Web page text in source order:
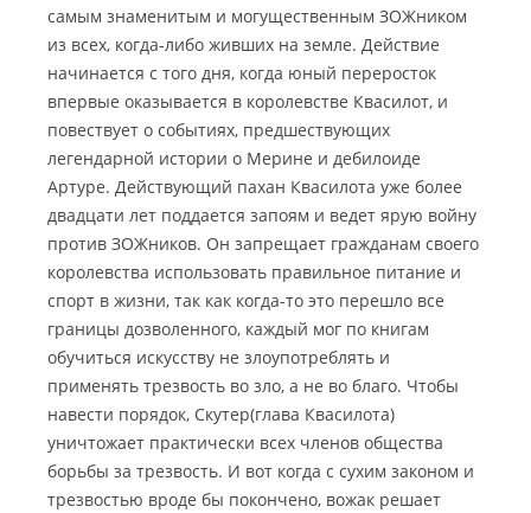
самым знаменитым и могущественным ЗОЖником
из всех, когда-либо живших на земле. Действие
начинается с того дня, когда юный переросток
впервые оказывается в королевстве Квасилот, и
повествует о событиях, предшествующих
легендарной истории о Мерине и дебилоиде
Артуре. Действующий пахан Квасилота уже более
двадцати лет поддается запоям и ведет ярую войну
против ЗОЖников. Он запрещает гражданам своего
королевства использовать правильное питание и
спорт в жизни, так как когда-то это перешло все
границы дозволенного, каждый мог по книгам
обучиться искусству не злоупотреблять и
применять трезвость во зло, а не во благо. Чтобы
навести порядок, Скутер(глава Квасилота)
уничтожает практически всех членов общества
борьбы за трезвость. И вот когда с сухим законом и
трезвостью вроде бы покончено, вожак решает